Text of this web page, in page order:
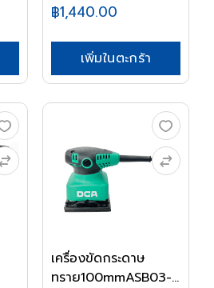
฿1,440.00
เพิ่มในตะกร้า
เครื่องขัดกระดาษ
ทราย100mmASB03-